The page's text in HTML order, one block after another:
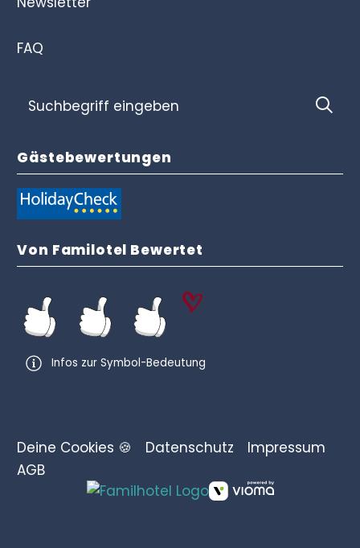
FAQ
eingeben
Gästebewertungen
Von Familotel Bewertet
Infos zur Symbol-Bedeutung
Deine Cookies 🍪 Datenschutz
Impressum
AGB